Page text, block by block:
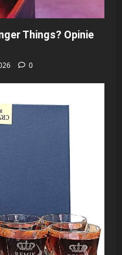
Things? Opinie
0